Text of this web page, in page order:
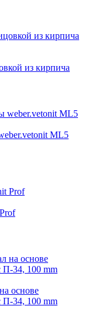
из кирпича
ML5
основе
П-34, 100 mm